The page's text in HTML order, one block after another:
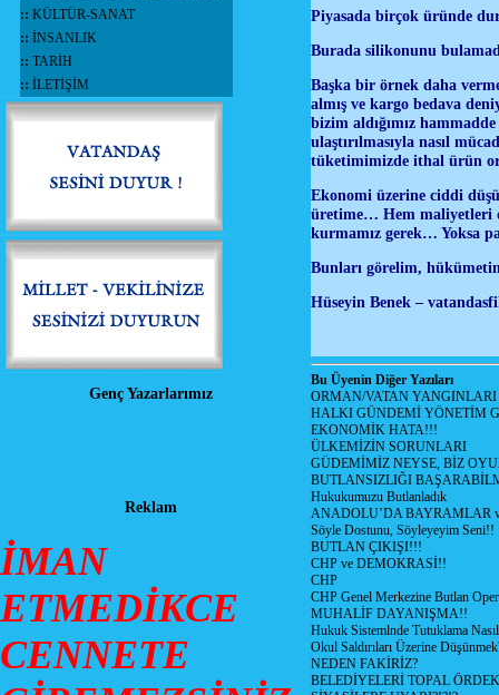
:: KÜLTÜR-SANAT
:: İNSANLIK
:: TARİH
:: İLETİŞİM
Genç Yazarlarımız
Reklam
İMAN
ETMEDİKCE
CENNETE
Piyasada birçok üründe
Burada silikonunu
Başka bir örnek daha
almış ve kargo bedava
bizim aldığımız
ulaştırılmasıyla nasıl
tüketimimizde ithal ürün
Ekonomi üzerine ciddi
üretime… Hem maliyetleri
kurmamız gerek… Yoksa
Bunları görelim,
Hüseyin Benek –
Bu Üyenin Diğer Yazıları
ORMAN/VATAN
HALKI GÜNDEMİ YÖNETİM
EKONOMİK HATA!!!
ÜLKEMİZİN SORUNLARI
GÜDEMİMİZ NEYSE, BİZ
BUTLANSIZLIĞI
Hukukumuzu Butlanladık
ANADOLU’DA BAYRAMLAR
Söyle Dostunu, Söyleyeyim Seni!!
BUTLAN ÇIKIŞI!!!
CHP ve DEMOKRASİ!!
CHP
CHP Genel Merkezine Butlan
MUHALİF DAYANIŞMA!!
Hukuk Sistemlnde Tutuklama
Okul Saldırıları Üzerine
NEDEN FAKİRİZ?
BELEDİYELERİ TOPAL